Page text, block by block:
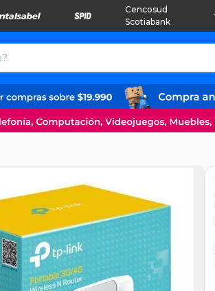
Cencosud
Scotiabank